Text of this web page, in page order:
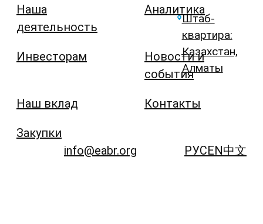
Наша
деятельность
Инвесторам
Наш вклад
Закупки
Аналитика
Новости и
события
Контакты
Штаб-
квартира:
Казахстан,
Алматы
info@eabr.org РУСEN中文